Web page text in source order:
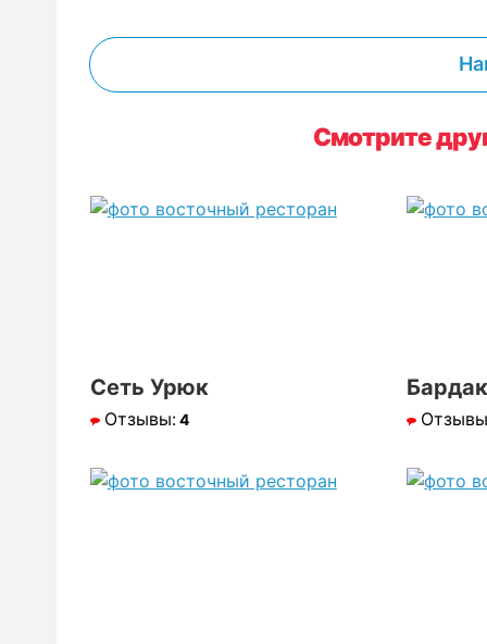
Смотрите
Сеть Урюк
Отзывы:4